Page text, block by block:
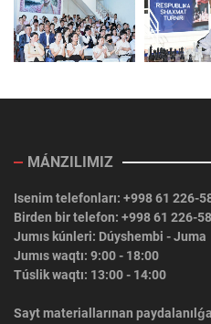
MÁNZILIMIZ
Isenim telefonları: +998 61 226-
Birden bir telefon: +998 61 226-
Jumıs kúnleri: Dúyshembi - Juma
Jumıs waqtı: 9:00 - 18:00
Túslik waqtı: 13:00 - 14:00
Sayt materiallarınan